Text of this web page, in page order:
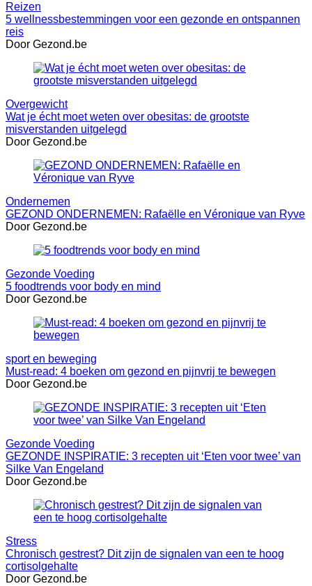
Reizen
5 wellnessbestemmingen voor een gezonde en ontspannen
reis
Door Gezond.be
Overgewicht
Wat je écht moet weten over obesitas: de grootste
misverstanden uitgelegd
Door Gezond.be
Ondernemen
GEZOND ONDERNEMEN: Rafaëlle en Véronique van Ryve
Door Gezond.be
Gezonde Voeding
5 foodtrends voor body en mind
Door Gezond.be
sport en beweging
Must-read: 4 boeken om gezond en pijnvrij te bewegen
Door Gezond.be
Gezonde Voeding
GEZONDE INSPIRATIE: 3 recepten uit ‘Eten voor twee’ van
Silke Van Engeland
Door Gezond.be
Stress
Chronisch gestrest? Dit zijn de signalen van een te hoog
cortisolgehalte
Door Gezond.be